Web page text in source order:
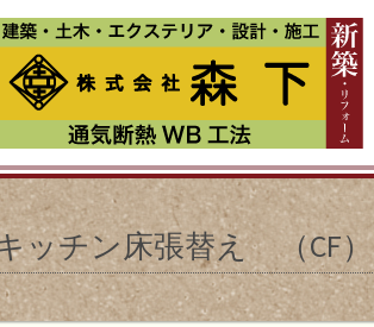
ッチン床張替え （CF）